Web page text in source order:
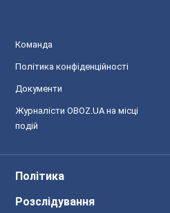
Команда
Політика конфіденційності
Документи
Журналісти OBOZ.UA на місці
подій
Політика
Розслідування